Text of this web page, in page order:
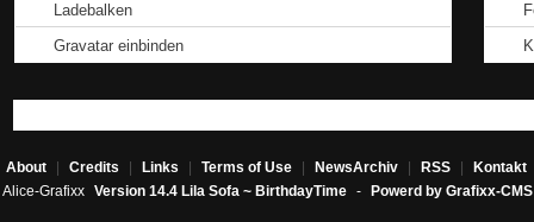
Ladebalken
Gravatar einbinden
About Credits Links Terms of Use NewsArchiv RSS Kontakt
Alice-Grafixx Version 14.4 Lila Sofa ~ BirthdayTime - Powerd by Grafixx-CMS